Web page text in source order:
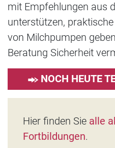
mit Empfehlungen aus
unterstützen,
von Milchpumpen
Beratung Sicherheit
NOCH HEUTE
Hier finden Sie alle
Fortbildungen.